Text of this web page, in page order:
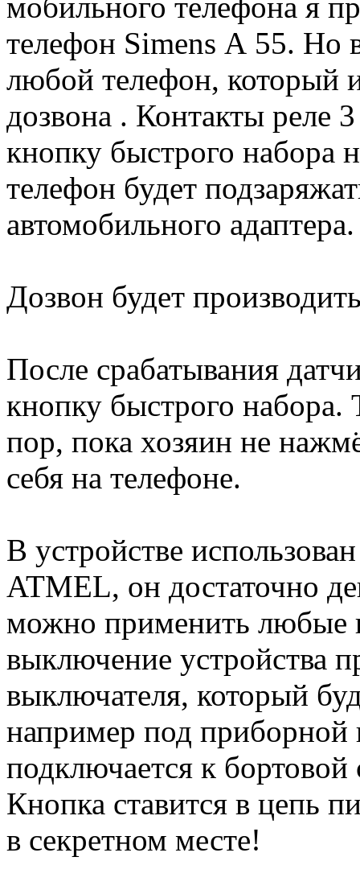
мобильного телефона я
телефон Simens А 55. Но
любой телефон, который
дозвона . Контакты реле
кнопку быстрого набора
телефон будет
автомобильного адаптера.
Дозвон будет
После срабатывания
кнопку быстрого набора.
пор, пока хозяин не
себя на телефоне.
В устройстве
ATMEL, он достаточно
можно применить любые
выключение устройства
выключателя, который
например под приборной
подключается к
Кнопка ставится в цепь
в секретном месте!